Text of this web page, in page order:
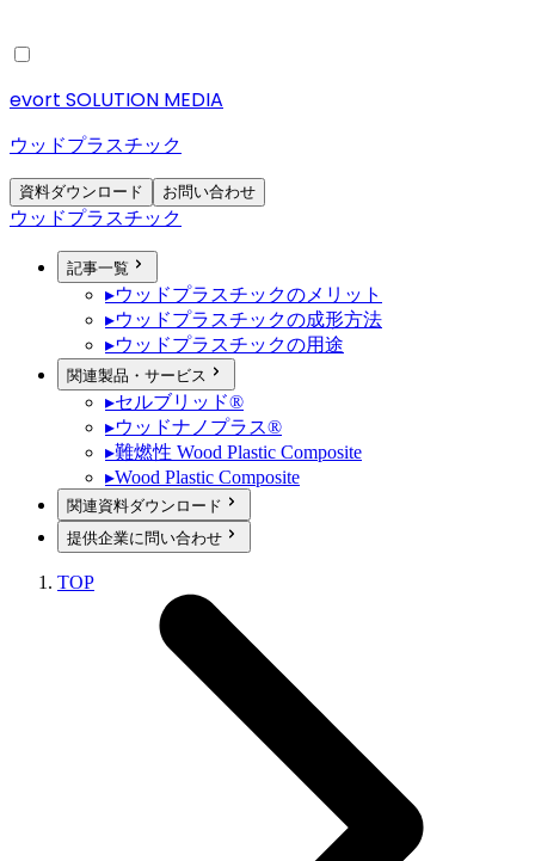
evort SOLUTION MEDIA
ウッドプラスチック
資料ダウンロード お問い合わせ
ウッドプラスチック
記事一覧
▸ウッドプラスチックのメリット
▸ウッドプラスチックの成形方法
▸ウッドプラスチックの用途
関連製品・サービス
▸セルブリッド®
▸ウッドナノプラス®
▸難燃性 Wood Plastic Composite
▸Wood Plastic Composite
関連資料ダウンロード
提供企業に問い合わせ
TOP